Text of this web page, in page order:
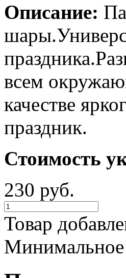
Описание:
всем
качестве
праздник.
Стоимость
230 руб.
Товар